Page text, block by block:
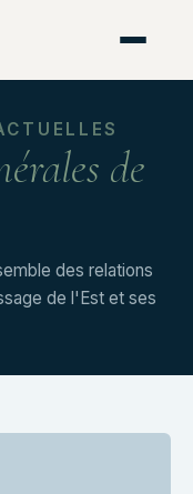
de
des relations
de l'Est et ses